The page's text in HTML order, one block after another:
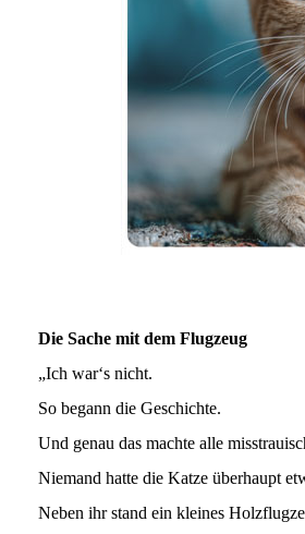
Die Sache mit dem Flugzeug
„Ich war‘s nicht.
So begann die Geschichte.
Und genau das machte alle
Niemand hatte die Katze überhaupt
Neben ihr stand ein kleines